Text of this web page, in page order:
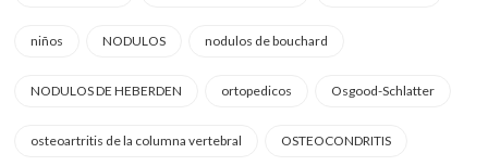
niños NODULOS nodulos de bouchard
NODULOS DE HEBERDEN ortopedicos Osgood-Schlatter
osteoartritis de la columna vertebral OSTEOCONDRITIS